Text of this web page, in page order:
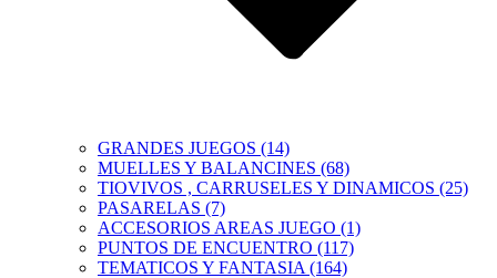
GRANDES JUEGOS (14)
MUELLES Y BALANCINES (68)
TIOVIVOS , CARRUSELES Y DINAMICOS (25)
PASARELAS (7)
ACCESORIOS AREAS JUEGO (1)
PUNTOS DE ENCUENTRO (117)
TEMATICOS Y FANTASIA (164)